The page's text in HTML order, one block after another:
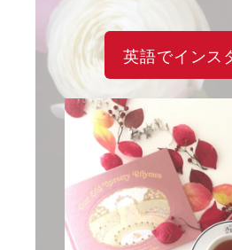
英語でインス